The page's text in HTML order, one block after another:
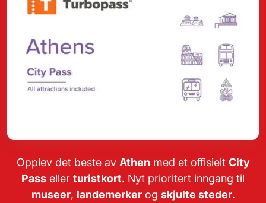
Opplev det beste av Athen med et offisielt City
Pass eller turistkort. Nyt prioritert inngang til
museer, landemerkerog skjulte steder.